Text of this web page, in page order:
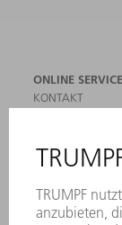
ONLINE
KONTAKT
NEWSLETTER-
MYTRUMPF